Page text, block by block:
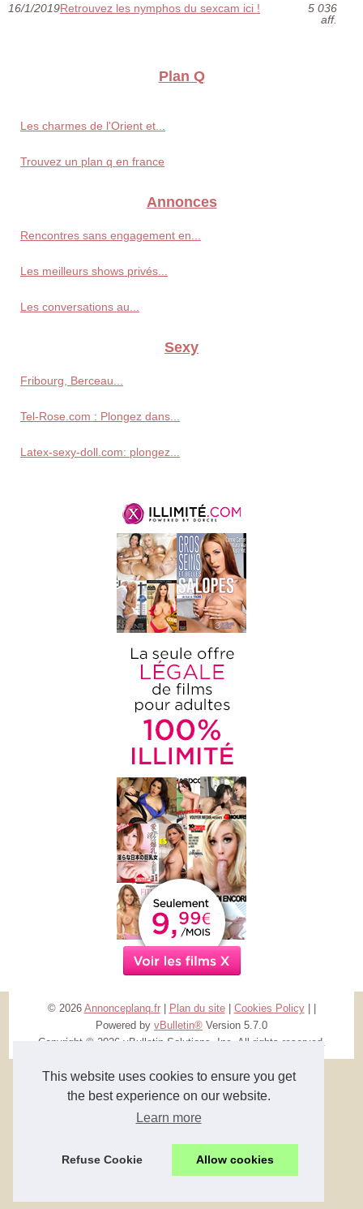
This website uses cookies to ensure you get
the best experience on our website.
Learn more
Refuse Cookie Allow cookies
16/1/2019Retrouvez les nymphos du sexcam ici !
5 036
aff.
Plan Q
Les charmes de l'Orient et...
Trouvez un plan q en france
Annonces
Rencontres sans engagement en...
Les meilleurs shows privés...
Les conversations au...
Sexy
Fribourg, Berceau...
Tel-Rose.com : Plongez dans...
Latex-sexy-doll.com: plongez...
© 2026 Annonceplanq.fr| Plan du site| Cookies Policy| |
Powered by vBulletin® Version 5.7.0
Copyright © 2026 vBulletin Solutions, Inc. All rights reserved.